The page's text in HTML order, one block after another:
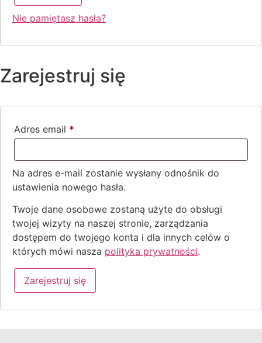
Nie pamiętasz hasła?
Zarejestruj się
Adres email *
Na adres e-mail zostanie wysłany odnośnik do
ustawienia nowego hasła.
Twoje dane osobowe zostaną użyte do obsługi
twojej wizyty na naszej stronie, zarządzania
dostępem do twojego konta i dla innych celów o
których mówi nasza polityka prywatności.
Zarejestruj się